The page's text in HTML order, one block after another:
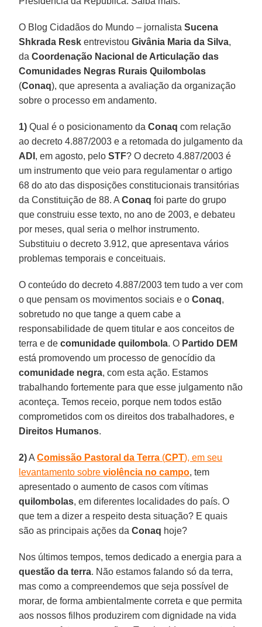
O Blog Cidadãos do Mundo – jornalistaSucena
Shkrada Resk entrevistouGivânia Maria da Silva,
daCoordenação Nacional de Articulação das
Comunidades Negras Rurais Quilombolas
(Conaq), que apresenta a avaliação da organização
sobre o processo em andamento.
1) Qual é o posicionamento daConaq com relação
ao decreto 4.887/2003 e a retomada do julgamento da
ADI , em agosto, peloSTF? O decreto 4.887/2003 é
um instrumento que veio para regulamentar o artigo
68 do ato das disposições constitucionais transitórias
da Constituição de 88. AConaq foi parte do grupo
que construiu esse texto, no ano de 2003, e debateu
por meses, qual seria o melhor instrumento.
Substituiu o decreto 3.912, que apresentava vários
problemas temporais e conceituais.
O conteúdo do decreto 4.887/2003 tem tudo a ver com
o que pensam os movimentos sociais e oConaq,
sobretudo no que tange a quem cabe a
responsabilidade de quem titular e aos conceitos de
terra e decomunidade quilombola. O Partido DEM
está promovendo um processo de genocídio da
comunidade negra, com esta ação. Estamos
trabalhando fortemente para que esse julgamento não
aconteça. Temos receio, porque nem todos estão
comprometidos com os direitos dos trabalhadores, e
Direitos Humanos.
2)AComissão Pastoral da Terra (CPT), em seu
levantamento sobreviolência no campo, tem
apresentado o aumento de casos com vítimas
quilombolas, em diferentes localidades do país. O
que tem a dizer a respeito desta situação? E quais
são as principais ações daConaq hoje?
Nos últimos tempos, temos dedicado a energia para a
questão da terra. Não estamos falando só da terra,
mas como a compreendemos que seja possível de
morar, de forma ambientalmente correta e que permita
aos nossos filhos produzirem com dignidade na vida